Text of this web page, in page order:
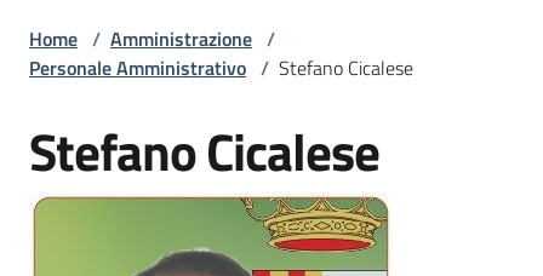
de'
Tirreni
Amministrazione
Menu selezionato
Home / Amministrazione /
Personale Amministrativo / Stefano Cicalese
Salta al contenuto
Stefano Cicalese